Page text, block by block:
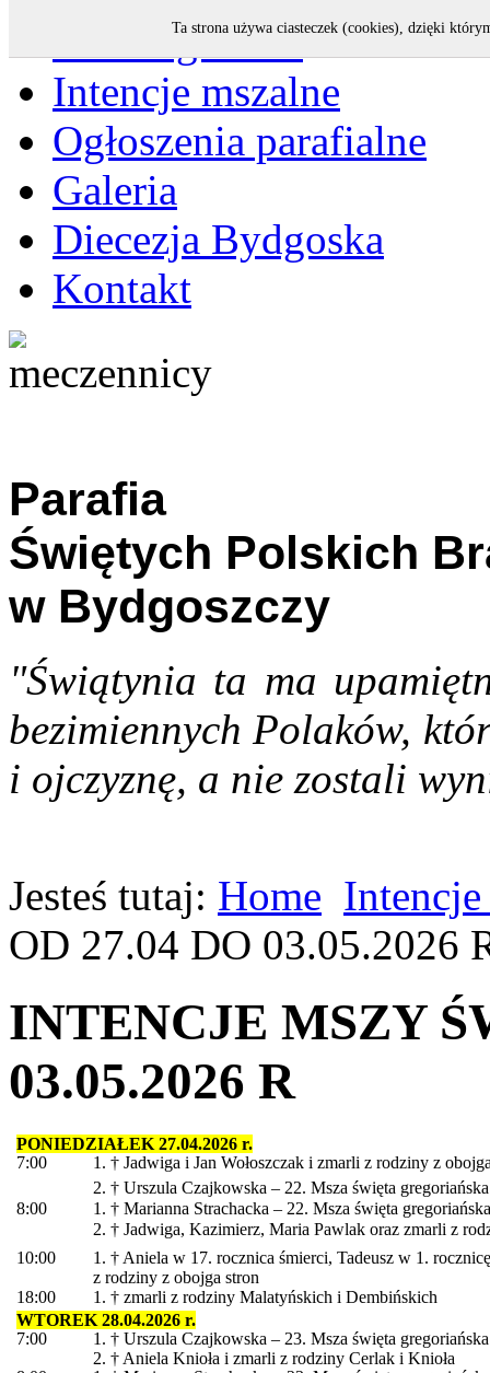
Strona główna
Intencje mszalne
Ogłoszenia parafialne
Galeria
Diecezja Bydgoska
Kontakt
Parafia
Świętych Polskich
w Bydgoszczy
"Świątynia ta ma
bezimiennych Polaków,
i ojczyznę, a nie zostali
Jesteś tutaj: Home Intencje
OD 27.04 DO 03.05.2026
INTENCJE MSZY
03.05.2026 R
PONIEDZIAŁEK 27.04.2026 r.
7:00
1. † Jadwiga i Jan Wołoszczak i zmarli z rodziny z
2. † Urszula Czajkowska – 22. Msza święta gregoriańska
8:00
1. † Marianna Strachacka – 22. Msza święta
2. † Jadwiga, Kazimierz, Maria Pawlak oraz zmarli z
10:00
1. † Aniela w 17. rocznica śmierci, Tadeusz w 1.
z rodziny z obojga stron
18:00
1. † zmarli z rodziny Malatyńskich i Dembińskich
WTOREK 28.04.2026 r.
7:00
1. † Urszula Czajkowska – 23. Msza święta gregoriańska
2. † Aniela Knioła i zmarli z rodziny Cerlak i Knioła
Ta strona używa ciasteczek (cookies), dzięki